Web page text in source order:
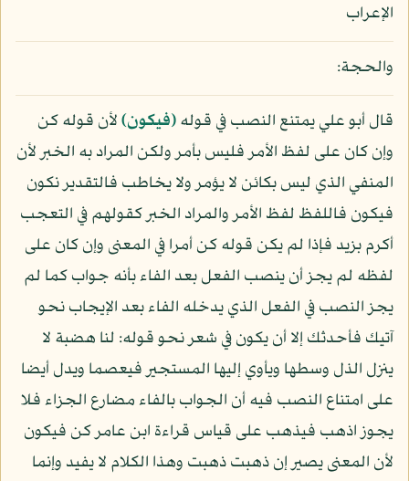
الإعراب
والحجة:
قال أبو علي يمتنع النصب في قوله﴿فيكون﴾لأن قوله كن
وإن كان على لفظ الأمر فليس بأمر ولكن المراد به الخبر لأن
المنفي الذي ليس بكائن لا يؤمر ولا يخاطب فالتقدير نكون
فيكون فاللفظ لفظ الأمر والمراد الخبر كقولهم في التعجب
أكرم بزيد فإذا لم يكن قوله كن أمرا في المعنى وإن كان على
لفظه لم يجز أن ينصب الفعل بعد الفاء بأنه جواب كما لم
يجز النصب في الفعل الذي يدخله الفاء بعد الإيجاب نحو
آتيك فأحدثك إلا أن يكون في شعر نحو قوله: لنا هضبة لا
ينزل الذل وسطها ويأوي إليها المستجير فيعصما ويدل أيضا
على امتناع النصب فيه أن الجواب بالفاء مضارع الجزاء فلا
يجوز اذهب فيذهب على قياس قراءة ابن عامر كن فيكون
لأن المعنى يصير إن ذهبت ذهبت وهذا الكلام لا يفيد وإنما